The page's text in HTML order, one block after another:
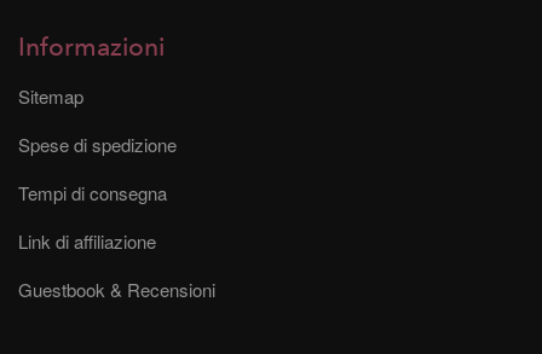
Informazioni
Sitemap
Spese di spedizione
Tempi di consegna
Link di affiliazione
Guestbook & Recensioni